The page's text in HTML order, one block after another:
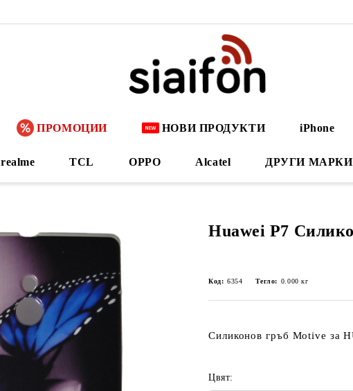
ПРОМОЦИИ НОВИ ПРОДУКТИ iPhone
realme TCL OPPO Alcatel ДРУГИ МАРКИ
Huawei P7
Код: 6354 Тегло: 0.000 кг
Силиконов гръб Motive за
Цвят: